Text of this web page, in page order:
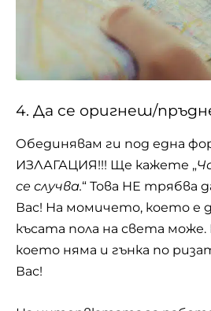
4. Да се оригнеш/
Обединявам ги под една
ИЗЛАГАЦИЯ!!! Ще кажете „
се случва.“ Това НЕ трябва
Вас! На момичето, което е
късата пола на света
което няма и гънка по
Вас!